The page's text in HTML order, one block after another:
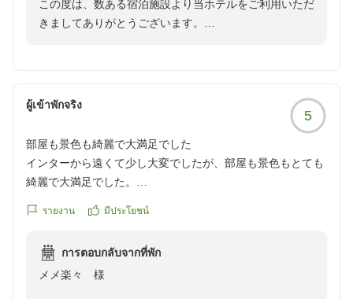
この度は、数ある宿泊施設より当ホテルをご利用いただ
きましてありがとうございます。
ませんがお風呂とサウナルームを完備しており、ご利用
になられましたお客様からは高評価をいただいておりま
ゴルフや日頃の疲れを癒していただける当ホテル自慢の
施設の一つでございます。
たお料理をご用意させていただいておりますので、
く、やりがいを感じております。
是非、次の機会には夕食もご賞味いただけますと幸いで
ผู้เข้าพักจริง
5
部屋も景色も綺麗で大満足でした
インターから遠くて少し大変でしたが、部屋も景色もとても
綺麗で大満足でした。
https://review.travel.rakuten.co.jp/hotel/voice/31630?
รายงาน มีประโยชน์
การตอบกลับจากที่พัก
メメ楽々 様